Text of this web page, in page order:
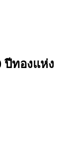
ปีทองแห่ง